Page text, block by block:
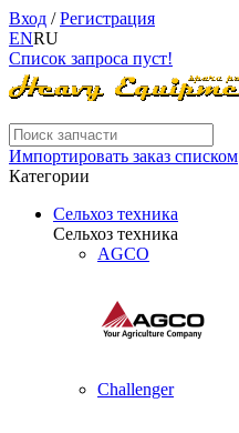
Вход /Регистрация
ENRU
Список запроса пуст!
Импортировать заказ списком
Категории
Сельхоз техника
Сельхоз техника
AGCO
Challenger